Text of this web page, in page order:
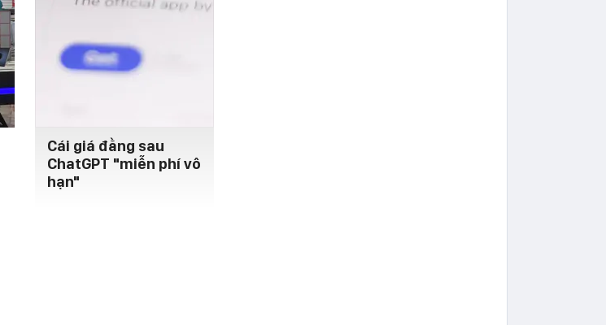
Cái giá đằng sau
ChatGPT "miễn phí vô
hạn"